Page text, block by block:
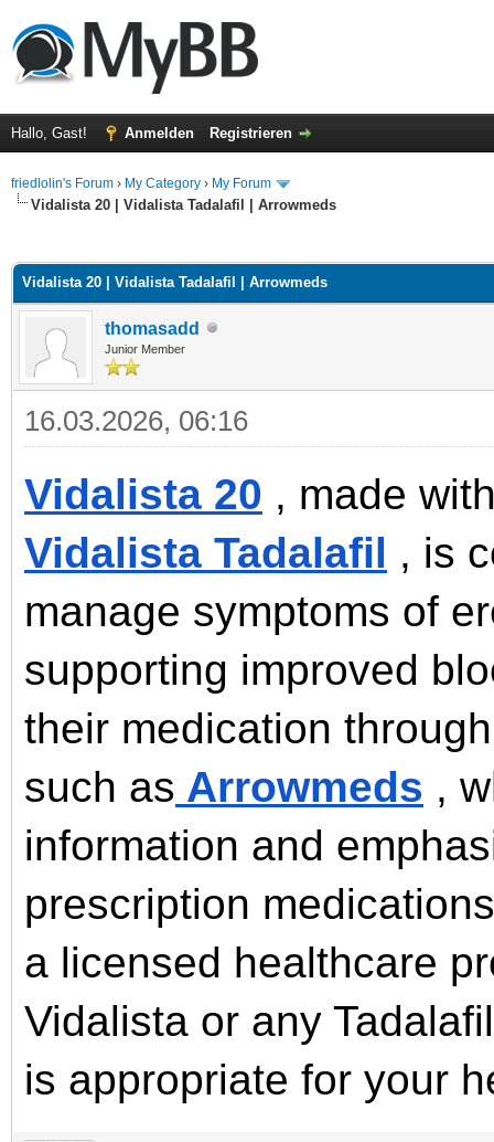
Hallo, Gast! Anmelden Registrieren
friedlolin's Forum › My Category › My Forum
Vidalista 20 | Vidalista Tadalafil | Arrowmeds
Vidalista 20 | Vidalista Tadalafil | Arrowmeds
thomasadd
Junior Member
16.03.2026, 06:16
Vidalista 20 , made
Vidalista Tadalafil , is
manage symptoms of
supporting improved
their medication
such as Arrowmeds ,
information and
prescription
a licensed healthcare
Vidalista or any
is appropriate for your